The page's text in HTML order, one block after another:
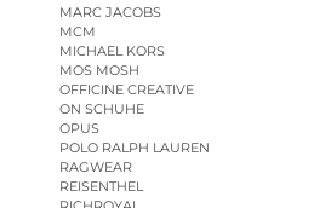
MARC JACOBS
MCM
MICHAEL KORS
MOS MOSH
OFFICINE CREATIVE
ON SCHUHE
OPUS
POLO RALPH LAUREN
RAGWEAR
REISENTHEL